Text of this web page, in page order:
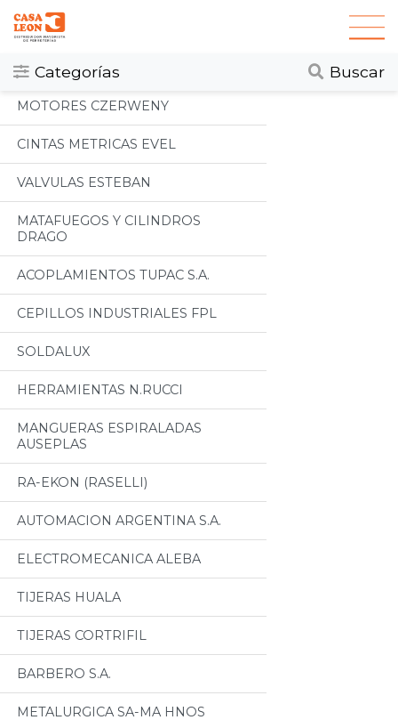
Categorías Buscar
Categorias
Todos
MOTORES CZERWENY
CINTAS METRICAS EVEL
VALVULAS ESTEBAN
MATAFUEGOS Y CILINDROS
DRAGO
ACOPLAMIENTOS TUPAC S.A.
CEPILLOS INDUSTRIALES FPL
SOLDALUX
HERRAMIENTAS N.RUCCI
MANGUERAS ESPIRALADAS
AUSEPLAS
RA-EKON (RASELLI)
AUTOMACION ARGENTINA S.A.
ELECTROMECANICA ALEBA
TIJERAS HUALA
TIJERAS CORTRIFIL
BARBERO S.A.
METALURGICA SA-MA HNOS